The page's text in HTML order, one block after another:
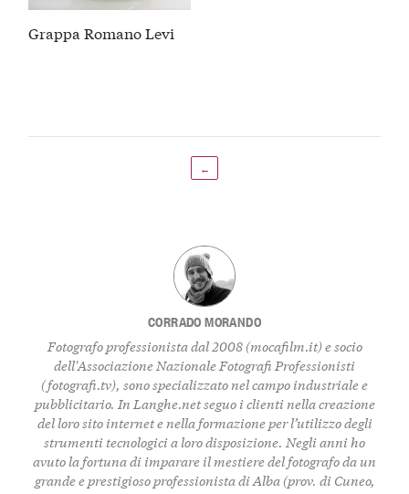
Grappa Romano Levi
←
CORRADO MORANDO
Fotografo professionista dal 2008 (mocafilm.it) e socio
dell'Associazione Nazionale Fotografi Professionisti
(fotografi.tv), sono specializzato nel campo industriale e
pubblicitario. In Langhe.netseguo i clienti nella creazione
del loro sito internet e nella formazione per l’utilizzo degli
strumenti tecnologici a loro disposizione. Negli anni ho
avuto la fortuna di imparare il mestiere del fotografo da un
grande e prestigioso professionista di Alba (prov. di Cuneo,